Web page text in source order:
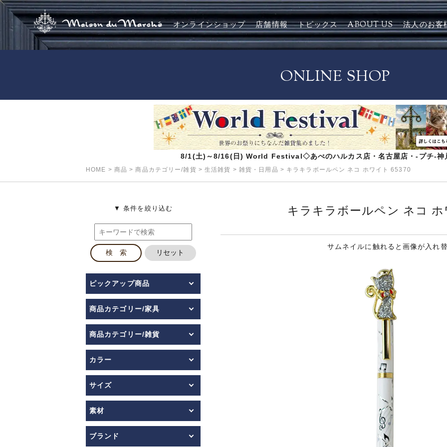
オンラインショップ 店舗情報 トピックス ABOUT US 法人のお客
ONLINE SHOP
8/1(土)～8/16(日) World Festival◇あべのハルカス店・名古屋店・-プチ-神
HOME > 商品 >商品カテゴリー/雑貨 >生活雑貨 > 雑貨・日用品 > キラキラボールペン ネコ ホワイト 65370
ピックアップ商品
商品カテゴリー/家具
商品カテゴリー/雑貨
カラー
サイズ
素材
ブランド
キラキラボールペン ネコ ホ
サムネイルに触れると画像が入れ